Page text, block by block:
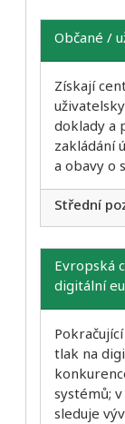
Občané /
Získají
doklady a
zakládání
a obavy o
Střední
Evropská
digitální
tlak na
systémů;
sleduje